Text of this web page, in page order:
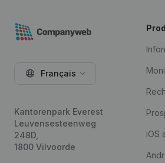
Français
Kantorenpark Everest
Leuvensesteenweg
248D,
1800 Vilvoorde
iOS